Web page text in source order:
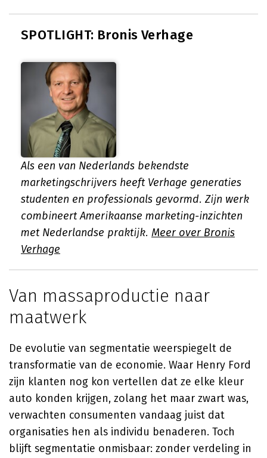
SPOTLIGHT: Bronis Verhage
Als een van Nederlands bekendste
marketingschrijvers heeft Verhage generaties
studenten en professionals gevormd. Zijn werk
combineert Amerikaanse marketing-inzichten
met Nederlandse praktijk. Meer over Bronis
Verhage
Van massaproductie naar
maatwerk
De evolutie van segmentatie weerspiegelt de
transformatie van de economie. Waar Henry Ford
zijn klanten nog kon vertellen dat ze elke kleur
auto konden krijgen, zolang het maar zwart was,
verwachten consumenten vandaag juist dat
organisaties hen als individu benaderen. Toch
blijft segmentatie onmisbaar: zonder verdeling in